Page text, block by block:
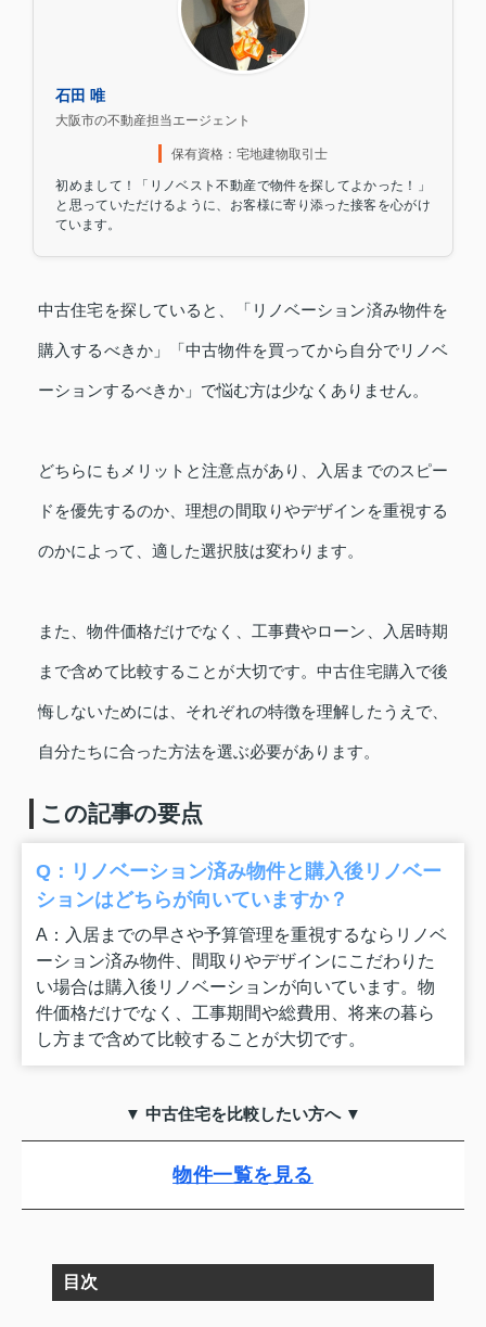
石田 唯
大阪市の不動産担当エージェント
保有資格：宅地建物取引士
初めまして！「リノベスト不動産で物件を探してよかった！」
と思っていただけるように、お客様に寄り添った接客を心がけ
ています。
中古住宅を探していると、「リノベーション済み物件を
購入するべきか」「中古物件を買ってから自分でリノベ
ーションするべきか」で悩む方は少なくありません。
どちらにもメリットと注意点があり、入居までのスピー
ドを優先するのか、理想の間取りやデザインを重視する
のかによって、適した選択肢は変わります。
また、物件価格だけでなく、工事費やローン、入居時期
まで含めて比較することが大切です。中古住宅購入で後
悔しないためには、それぞれの特徴を理解したうえで、
自分たちに合った方法を選ぶ必要があります。
この記事の要点
Q：リノベーション済み物件と購入後リノベー
ションはどちらが向いていますか？
A：入居までの早さや予算管理を重視するならリノベ
ーション済み物件、間取りやデザインにこだわりた
い場合は購入後リノベーションが向いています。物
件価格だけでなく、工事期間や総費用、将来の暮ら
し方まで含めて比較することが大切です。
▼ 中古住宅を比較したい方へ ▼
物件一覧を見る
目次